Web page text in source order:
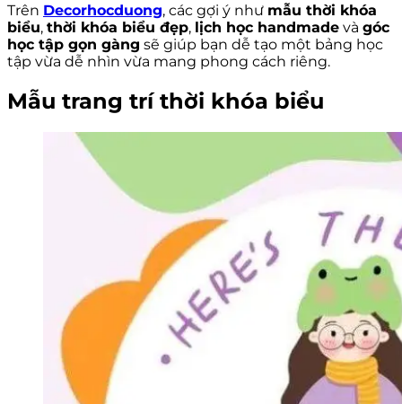
Trên Decorhocduong, các gợi ý như mẫu thời khóa
biểu, thời khóa biểu đẹp, lịch học handmade và góc
học tập gọn gàng sẽ giúp bạn dễ tạo một bảng học
tập vừa dễ nhìn vừa mang phong cách riêng.
Mẫu trang trí thời khóa biểu